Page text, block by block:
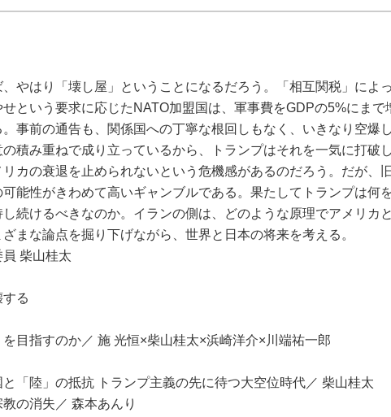
、やはり「壊し屋」ということになるだろう。「相互関税」によ
という要求に応じたNATO加盟国は、軍事費をGDPの5%にまで
事前の通告も、関係国への丁寧な根回しもなく、いきなり空爆
積み重ねで成り立っているから、トランプはそれを一気に打破
カの衰退を止められないという危機感があるのだろう。だが、
能性がきわめて高いギャンブルである。果たしてトランプは何
続けるべきなのか。イランの側は、どのような原理でアメリカ
まな論点を掘り下げながら、世界と日本の将来を考える。
柴山桂太
る
を目指すのか／ 施 光恒×柴山桂太×浜崎洋介×川端祐一郎
と「陸」の抵抗 トランプ主義の先に待つ大空位時代／ 柴山桂太
の消失／ 森本あんり